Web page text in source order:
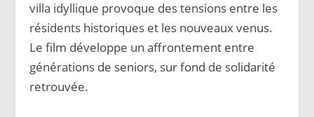
villa idyllique provoque des tensions entre les
résidents historiques et les nouveaux venus.
Le film développe un affrontement entre
générations de seniors, sur fond de solidarité
retrouvée.